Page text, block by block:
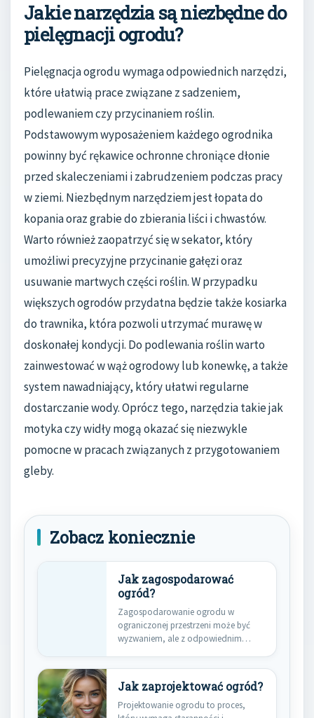
Jakie narzędzia są niezbędne do
pielęgnacji ogrodu?
Pielęgnacja ogrodu wymaga odpowiednich narzędzi,
które ułatwią prace związane z sadzeniem,
podlewaniem czy przycinaniem roślin.
Podstawowym wyposażeniem każdego ogrodnika
powinny być rękawice ochronne chroniące dłonie
przed skaleczeniami i zabrudzeniem podczas pracy
w ziemi. Niezbędnym narzędziem jest łopata do
kopania oraz grabie do zbierania liści i chwastów.
Warto również zaopatrzyć się w sekator, który
umożliwi precyzyjne przycinanie gałęzi oraz
usuwanie martwych części roślin. W przypadku
większych ogrodów przydatna będzie także kosiarka
do trawnika, która pozwoli utrzymać murawę w
doskonałej kondycji. Do podlewania roślin warto
zainwestować w wąż ogrodowy lub konewkę, a także
system nawadniający, który ułatwi regularne
dostarczanie wody. Oprócz tego, narzędzia takie jak
motyka czy widły mogą okazać się niezwykle
pomocne w pracach związanych z przygotowaniem
gleby.
Zobacz koniecznie
Jak zagospodarować
ogród?
Zagospodarowanie ogrodu w
ograniczonej przestrzeni może być
wyzwaniem, ale z odpowiednim
Jak zaprojektować ogród?
Projektowanie ogrodu to proces,